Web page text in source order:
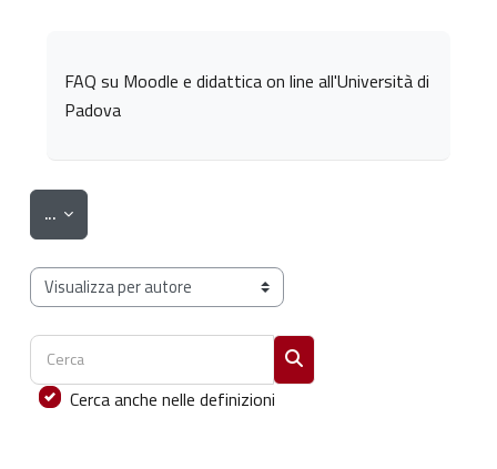
FAQ su Moodle e didattica on line all'Università di
Padova
... Esporta voci
Sfoglia il glossario usando questo indice
Cerca
Cerca
Cerca anche nelle definizioni